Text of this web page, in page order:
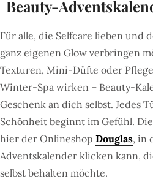
Beauty-
Für alle, die Selfcare lieben und
ganz eigenen Glow verbringen
Texturen, Mini-Düfte oder
Winter-Spa wirken – Beauty-
Geschenk an dich selbst. Jedes
Schönheit beginnt im Gefühl.
hier der Onlineshop Douglas ,
Adventskalender klicken kann,
selbst behalten möchte.